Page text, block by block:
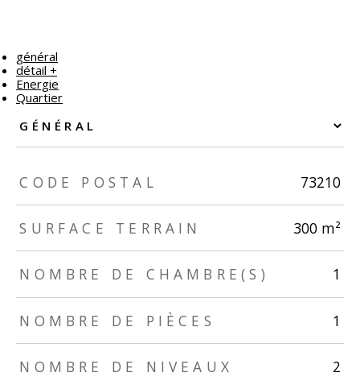
général
détail +
Energie
Quartier
TRAD_ZEPHYR_Caracteristique TRAD_ZEPHYR_Valeurs
CODE POSTAL 73210
SURFACE TERRAIN 300 m²
NOMBRE DE CHAMBRE(S) 1
NOMBRE DE PIÈCES 1
NOMBRE DE NIVEAUX 2